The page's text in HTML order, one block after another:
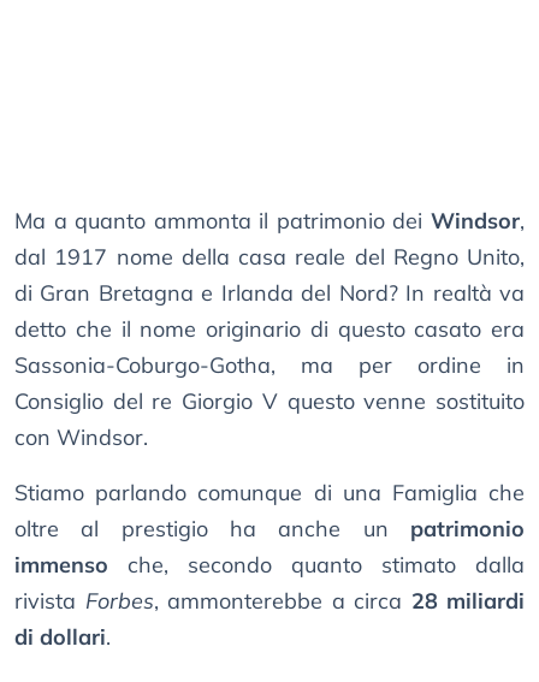
Ma a quanto ammonta il patrimonio dei Windsor,
dal 1917 nome della casa reale del Regno Unito,
di Gran Bretagna e Irlanda del Nord? In realtà va
detto che il nome originario di questo casato era
Sassonia-Coburgo-Gotha, ma per ordine in
Consiglio del re Giorgio V questo venne sostituito
con Windsor.
Stiamo parlando comunque di una Famiglia che
oltre al prestigio ha anche un patrimonio
immenso che, secondo quanto stimato dalla
rivista Forbes, ammonterebbe a circa 28 miliardi
di dollari.